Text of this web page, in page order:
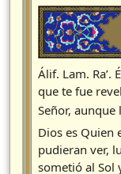
Álif. Lam. Ra’.
que te fue
Señor,
Dios es Quien
pudieran ver,
sometió al Sol